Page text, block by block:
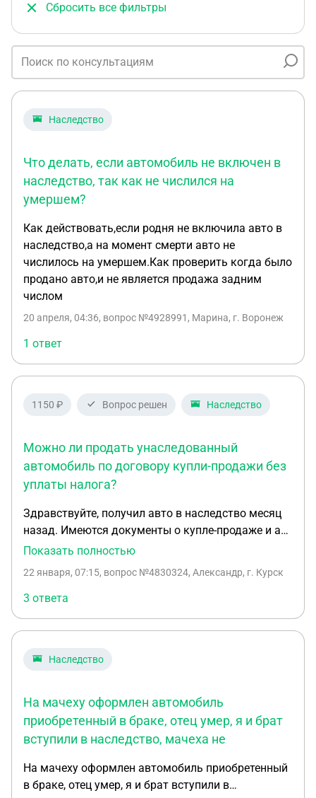
Сбросить все фильтры
Наследство
Что делать, если автомобиль не включен в
наследство, так как не числился на
умершем?
Как действовать,если родня не включила авто в
наследство,а на момент смерти авто не
числилось на умершем.Как проверить когда было
продано авто,и не является продажа задним
числом
20 апреля, 04:36, вопрос №4928991, Марина, г. Воронеж
1 ответ
1150 ₽ Вопрос решен Наследство
Можно ли продать унаследованный
автомобиль по договору купли-продажи без
уплаты налога?
Здравствуйте, получил авто в наследство месяц
назад. Имеются документы о купле-продаже и акт
передачи этого авто из автосалона, оформленные
сумму, не превышающую сумму изначальной
покупки, и не платить при этом налог
Показать полностью
22 января, 07:15, вопрос №4830324, Александр, г. Курск
3 ответа
Наследство
На мачеху оформлен автомобиль
приобретенный в браке, отец умер, я и брат
вступили в наследство, мачеха не
На мачеху оформлен автомобиль приобретенный
в браке, отец умер, я и брат вступили в